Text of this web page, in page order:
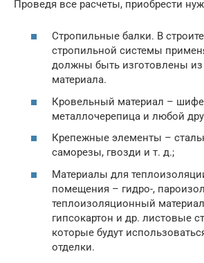
Проведя все расчеты, приобрести
Стропильные балки. В
стропильной системы
должны быть изготовлены из
материала.
Кровельный материал –
металлочерепица и любой
Крепежные элементы –
саморезы, гвозди и т. д.;
Материалы для
помещения – гидро-,
теплоизоляционный
гипсокартон и др. листовые
которые будут
отделки.